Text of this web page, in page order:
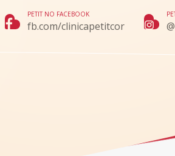
PETIT NO FACEBOOK
fb.com/clinicapetitcor